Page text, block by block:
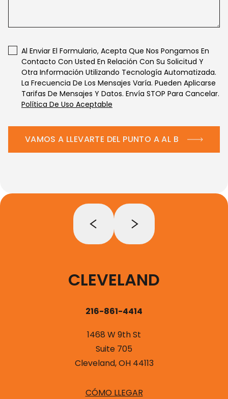
Al Enviar El Formulario, Acepta Que Nos Pongamos En
Contacto Con Usted En Relación Con Su Solicitud Y
Otra Información Utilizando Tecnología Automatizada.
La Frecuencia De Los Mensajes Varía. Pueden Aplicarse
Tarifas De Mensajes Y Datos. Envía STOP Para Cancelar.
Política De Uso Aceptable
VAMOS A LLEVARTE DEL PUNTO A AL B
CLEVELAND
216-861-4414
1468 W 9th St
Suite 705
Cleveland, OH 44113
CÓMO LLEGAR